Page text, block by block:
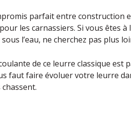
parfait entre construction
les carnassiers. Si vous êtes
l’eau, ne cherchez pas plus
de ce leurre classique
faut faire évoluer votre leurre